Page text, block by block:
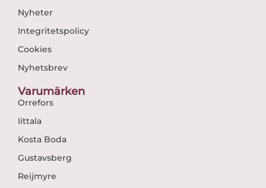
Nyheter
Integritetspolicy
Cookies
Nyhetsbrev
Varumärken
Orrefors
Iittala
Kosta Boda
Gustavsberg
Reijmyre